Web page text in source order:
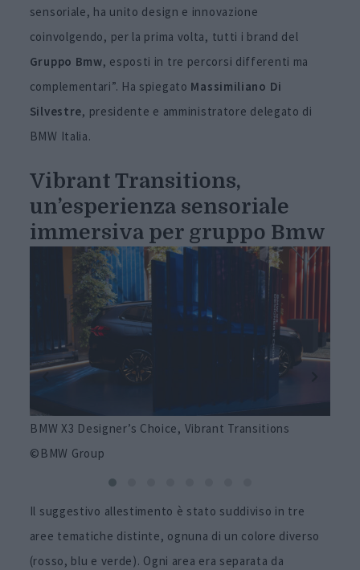
sensoriale, ha unito design e innovazione
coinvolgendo, per la prima volta, tutti i brand del
Gruppo Bmw, esposti in tre percorsi differenti ma
complementari”. Ha spiegato Massimiliano Di
Silvestre, presidente e amministratore delegato di
BMW Italia.
Vibrant Transitions,
un’esperienza sensoriale
immersiva per gruppo Bmw
BMW X3 Designer’s Choice, Vibrant Transitions
©BMW Group
Il suggestivo allestimento è stato suddiviso in tre
aree tematiche distinte, ognuna di un colore diverso
(rosso, blu e verde). Ogni area era separata da